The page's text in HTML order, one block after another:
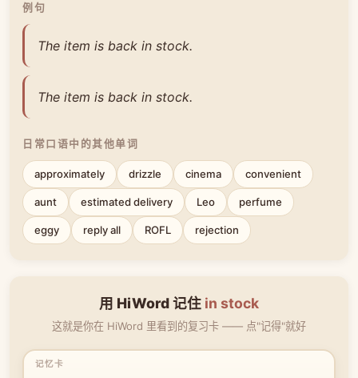
例句
The item is back in stock.
The item is back in stock.
日常口语中的其他单词
approximately drizzle cinema convenient
aunt estimated delivery Leo perfume
eggy reply all ROFL rejection
用 HiWord 记住 in stock
这就是你在 HiWord 里看到的复习卡 —— 点"记得"就好